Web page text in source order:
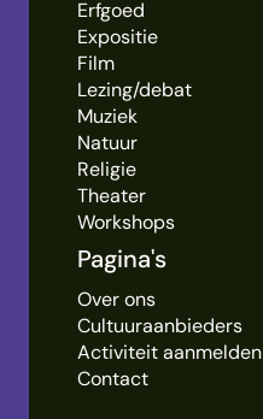
Erfgoed
Expositie
Film
Lezing/debat
Muziek
Natuur
Religie
Theater
Workshops
Pagina's
Over ons
Cultuuraanbieders
Activiteit aanmelden
Contact